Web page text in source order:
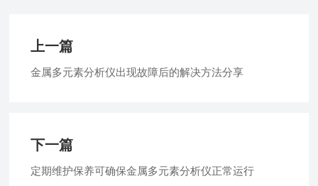
上一篇
金属多元素分析仪出现故障后的解决方法分享
下一篇
定期维护保养可确保金属多元素分析仪正常运行